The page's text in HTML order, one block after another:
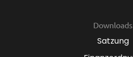
Downloads
Satzung